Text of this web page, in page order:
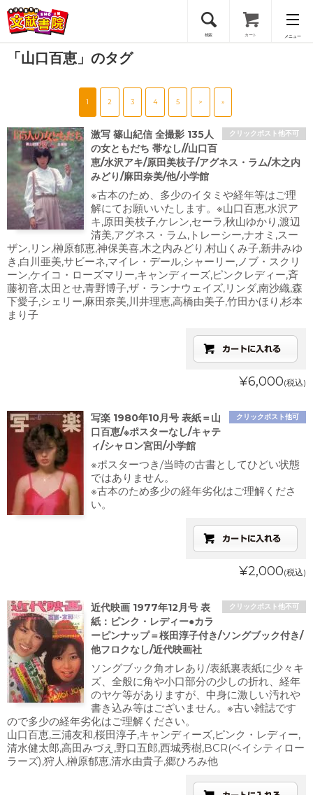
検索 カート メニュー
会員登録
「山口百恵」のタグ
1 2 3 4 5 > »
クリックポスト他不可
激写 篠山紀信 全撮影 135人
の女ともだち 帯なし//山口百
恵/水沢アキ/原田美枝子/アグネス・ラム/木之内
みどり/麻田奈美/他/小学館
※古本のため、多少のイタミや経年等はご理
解にてお願いいたします。※山口百恵,水沢ア
キ,原田美枝子,ケレン,セーラ,秋山ゆかり,渡辺
清美,アグネス・ラム,トレーシー,ナオミ,スー
ザン,リン,榊原郁恵,神保美喜,木之内みどり,村山くみ子,新井みゆ
き,白川亜美,サビーネ,マイレ・デール,シャーリー,ノブ・スクリ
ーン,ケイコ・ローズマリー,キャンディーズ,ピンクレディー,斉
藤初音,太田とせ,青野博子,ザ・ランナウェイズ,リンダ,南沙織,森
下愛子,シェリー,麻田奈美,川井理恵,高橋由美子,竹田かほり,杉本
まり子
¥6,000(税込)
クリックポスト他可
写楽 1980年10月号 表紙＝山
口百恵/※ポスターなし/キャテ
ィ/シャロン宮田/小学館
※ポスターつき/当時の古書としてひどい状態
ではありません。
※古本のため多少の経年劣化はご理解くださ
い。
¥2,000(税込)
クリックポスト他不可
近代映画 1977年12月号 表
紙：ピンク・レディー●カラ
ーピンナップ＝桜田淳子付き/ソングブック付き/
他フロクなし/近代映画社
ソングブック角オレあり/表紙裏表紙に少々キ
ズ、全般に角や小口部分の少しの折れ、経年
のヤケ等がありますが、中身に激しい汚れや
書き込み等はございません。※古い雑誌です
ので多少の経年劣化はご理解ください。
山口百恵,三浦友和,桜田淳子,キャンディーズ,ピンク・レディー,
清水健太郎,高田みづえ,野口五郎,西城秀樹,BCR(ベイシティロー
ラーズ),狩人,榊原郁恵,清水由貴子,郷ひろみ他